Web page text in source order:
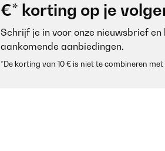
€* korting op je
Schrijf je in voor onze nieuwsbrief
aankomende aanbiedingen.
*De korting van 10 € is niet te combineren